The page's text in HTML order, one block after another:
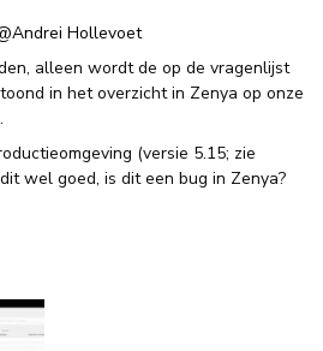
Hollevoet
alleen wordt de op de vragenlijst
in het overzicht in Zenya op onze
(versie 5.15; zie
wel goed, is dit een bug in Zenya?